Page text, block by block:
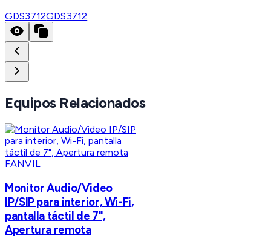
GDS3712GDS3712
Equipos Relacionados
FANVIL
Monitor Audio/Video
IP/SIP para interior, Wi-Fi,
pantalla táctil de 7",
Apertura remota